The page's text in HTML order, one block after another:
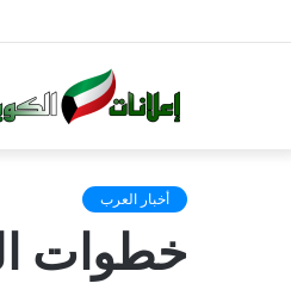
أخبار العرب
خطوات